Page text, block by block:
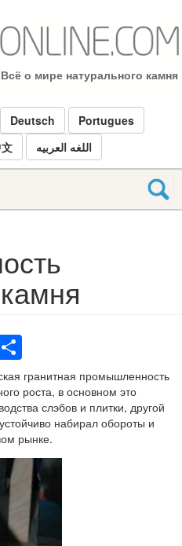
Всё о мире натурального камня
Deutsch
Portugues
اللغه العربيه
гранитная промышленность
роста, в основном это
слэбов и плитки, другой
набирал обороты и
рынке.